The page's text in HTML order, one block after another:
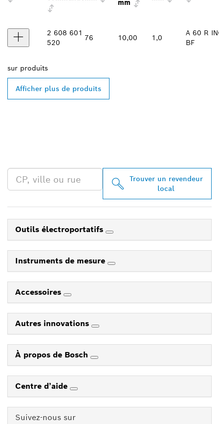
mm
2 608 601
520
76 10,00 1,0
A 60 R
BF
sur produits
Afficher plus de produits
Trouver un revendeur
local
Outils électroportatifs
Instruments de mesure
Accessoires
Autres innovations
À propos de Bosch
Centre d’aide
Suivez-nous sur